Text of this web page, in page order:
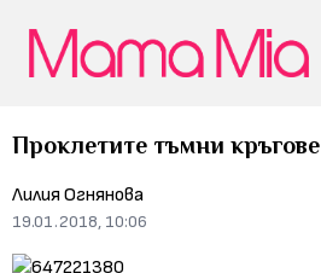
Проклетите тъмни
Лилия Огнянова
19.01.2018, 10:06